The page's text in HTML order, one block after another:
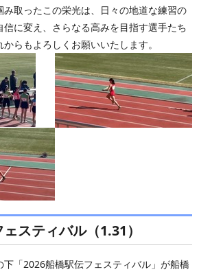
取ったこの栄光は、日々の地道な練習の
に変え、さらなる高みを目指す選手たち
らもよろしくお願いいたします。
スティバル（1.31）
「2026船橋駅伝フェスティバル」が船橋